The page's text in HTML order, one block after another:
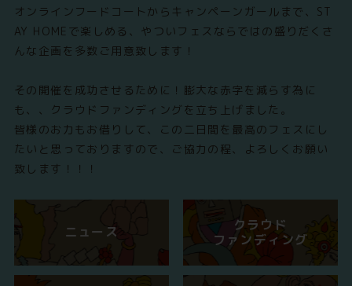
オンラインフードコートからキャンペーンガールまで、ST
AY HOMEで楽しめる、やついフェスならではの盛りだくさ
んな企画を多数ご用意致します！
その開催を成功させるために！膨大な赤字を減らす為に
も、、クラウドファンディングを立ち上げました。
皆様のお力もお借りして、この二日間を最高のフェスにし
たいと思っておりますので、ご協力の程、よろしくお願い
致します！！！
ニュース
クラウド
ファンディング